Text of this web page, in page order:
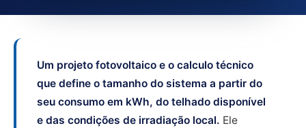
Um projeto fotovoltaico e o calculo técnico
que define o tamanho do sistema a partir do
seu consumo em kWh, do telhado disponível
e das condições de irradiação local. Ele